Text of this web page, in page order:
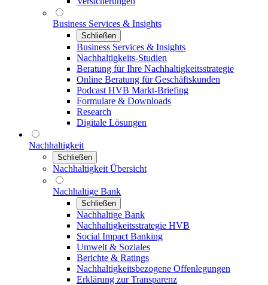
Business Services & Insights
Schließen
Business Services & Insights
Nachhaltigkeits-Studien
Beratung für Ihre Nachhaltigkeitsstrategie
Online Beratung für Geschäftskunden
Podcast HVB Markt-Briefing
Formulare & Downloads
Research
Digitale Lösungen
Nachhaltigkeit
Schließen
Nachhaltigkeit Übersicht
Nachhaltige Bank
Schließen
Nachhaltige Bank
Nachhaltigkeitsstrategie HVB
Social Impact Banking
Umwelt & Soziales
Berichte & Ratings
Nachhaltigkeitsbezogene Offenlegungen
Erklärung zur Transparenz